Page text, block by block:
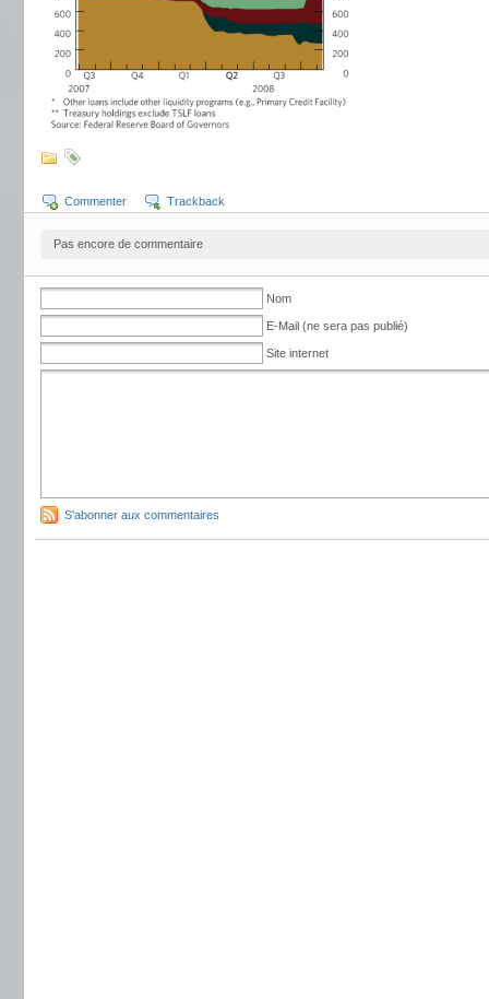
Commenter Trackback
Pas encore de commentaire
Nom
E-Mail (ne sera pas publié)
Site internet
S'abonner aux commentaires